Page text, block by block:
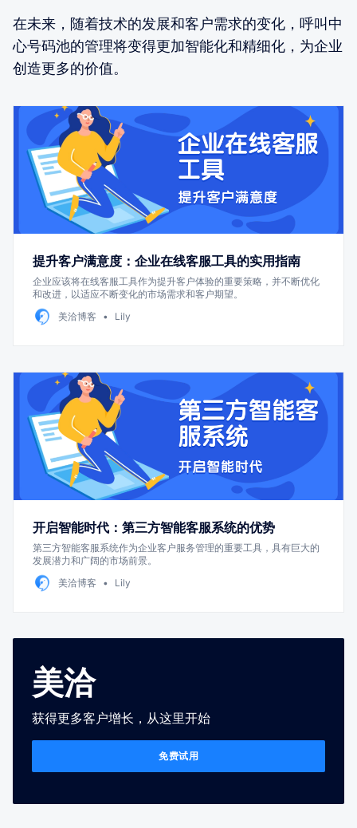
在未来，随着技术的发展和客户需求的变化，呼叫中
心号码池的管理将变得更加智能化和精细化，为企业
创造更多的价值。
提升客户满意度：企业在线客服工具的实用指南
企业应该将在线客服工具作为提升客户体验的重要策略，并不断优化
和改进，以适应不断变化的市场需求和客户期望。
美洽博客
Lily
开启智能时代：第三方智能客服系统的优势
第三方智能客服系统作为企业客户服务管理的重要工具，具有巨大的
发展潜力和广阔的市场前景。
美洽博客
Lily
美洽
获得更多客户增长，从这里开始
免费试用